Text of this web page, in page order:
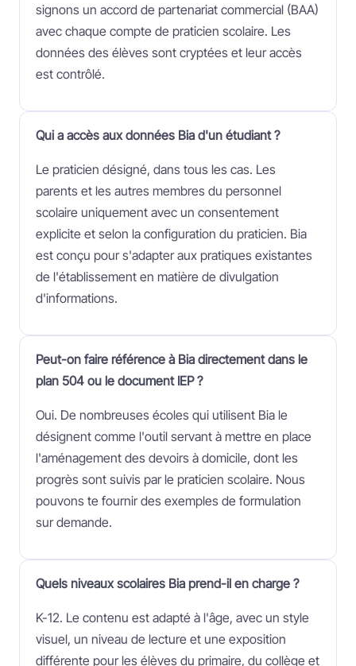
signons un accord de partenariat commercial (BAA)
avec chaque compte de praticien scolaire. Les
données des élèves sont cryptées et leur accès
est contrôlé.
Qui a accès aux données Bia d'un étudiant ?
Le praticien désigné, dans tous les cas. Les
parents et les autres membres du personnel
scolaire uniquement avec un consentement
explicite et selon la configuration du praticien. Bia
est conçu pour s'adapter aux pratiques existantes
de l'établissement en matière de divulgation
d'informations.
Peut-on faire référence à Bia directement dans le
plan 504 ou le document IEP ?
Oui. De nombreuses écoles qui utilisent Bia le
désignent comme l'outil servant à mettre en place
l'aménagement des devoirs à domicile, dont les
progrès sont suivis par le praticien scolaire. Nous
pouvons te fournir des exemples de formulation
sur demande.
Quels niveaux scolaires Bia prend-il en charge ?
K-12. Le contenu est adapté à l'âge, avec un style
visuel, un niveau de lecture et une exposition
différente pour les élèves du primaire, du collège et